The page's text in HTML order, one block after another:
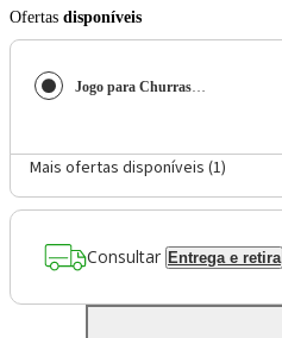
Ofertas disponíveis
Jogo para Churrasco Tramontina 26499037 - 2 Peças
Mais ofertas disponíveis (1)
Consultar Entrega e retira